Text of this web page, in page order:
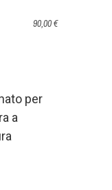
90,00 €